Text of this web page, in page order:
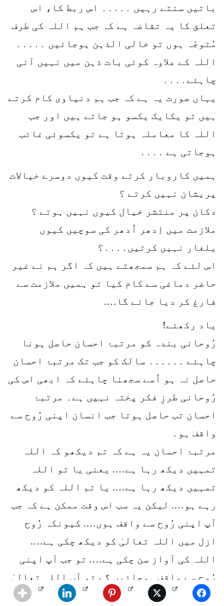
باتیں سنتے رہیں ․․․․․ اس ربط کا، اس
تعلق کا یہ تقاضہ ہے کہ جب ہم اللہ کی طرف
مُتوجّہ ہوں تو خالی الذہن ہوجائیں ․․․․․
اللہ کے علاوہ کوئی بات ذہن میں نہیں آنی
چاہئے․․․․
یہاں صورت یہ ہے کہ جب ہم دنیاوی کام کرتے
ہیں تو یکایک یکسو ہو جاتے ہیں اور جب
اللہ کا معاملہ ہوتا ہے تو یکسوئی غائب
ہوجاتی ہے ․․․․
ہمیں کاروبار کرتے وقت کیوں دوسرے خیالات
پریشان نہیں کرتے ؟
دکان پر منتشر خیال کیوں نہیں ہوتے ؟
ملازمت میں اِدھر اُدھر کی سوچیں کیوں
یلغار نہیں کرتیں․․․․؟
اس لئے کہ ہم سمجھتے ہیں کہ اگر ہم نے غیر
حاضر دماغی سے کام کیا تو ہمیں ملازمت سے
فارغ کر دیا جائے گا….
یاد رکھئے!
رُوحانی بندہ کو مرتبۂ احسان حاصل ہونا
چاہئے ․․․․․․ سالک کو جب تک مرتبۂ احسان
حاصل نہ ہو اُسے سجھنا چاہئے کہ ابھی اس کی
رُوحانی طرزِ فکر پختہ نہیں ہے۔ مرتبۂ
احسان تب حاصل ہوتا جب انسان اپنی رُوح سے
واقف ہو۔
مرتبۂ احسان یہ ہے کہ تم دیکھو کہ اللہ
تمہیں دیکھ رہا ہے…. یعنی یا تو اللہ
تمہیں دیکھ رہا ہے…. یا تم اللہ کو دیکھ
رہے ہو…. لیکن یہ سب اس وقت ممکن ہے کہ جب
آپ اپنی رُوح سے واقف ہوں…. کیونکہ رُوح
ازل میں اللہ تعالیٰ کو دیکھ چکی ہے….
اللہ کی آواز سن چکی ہے…. تو جب آپ اپنی
رُوح سے واقف ہوجائیں گے تو آپ اللہ تعالیٰ
سے بھی واقف ہوجائیں گے ․․․․․